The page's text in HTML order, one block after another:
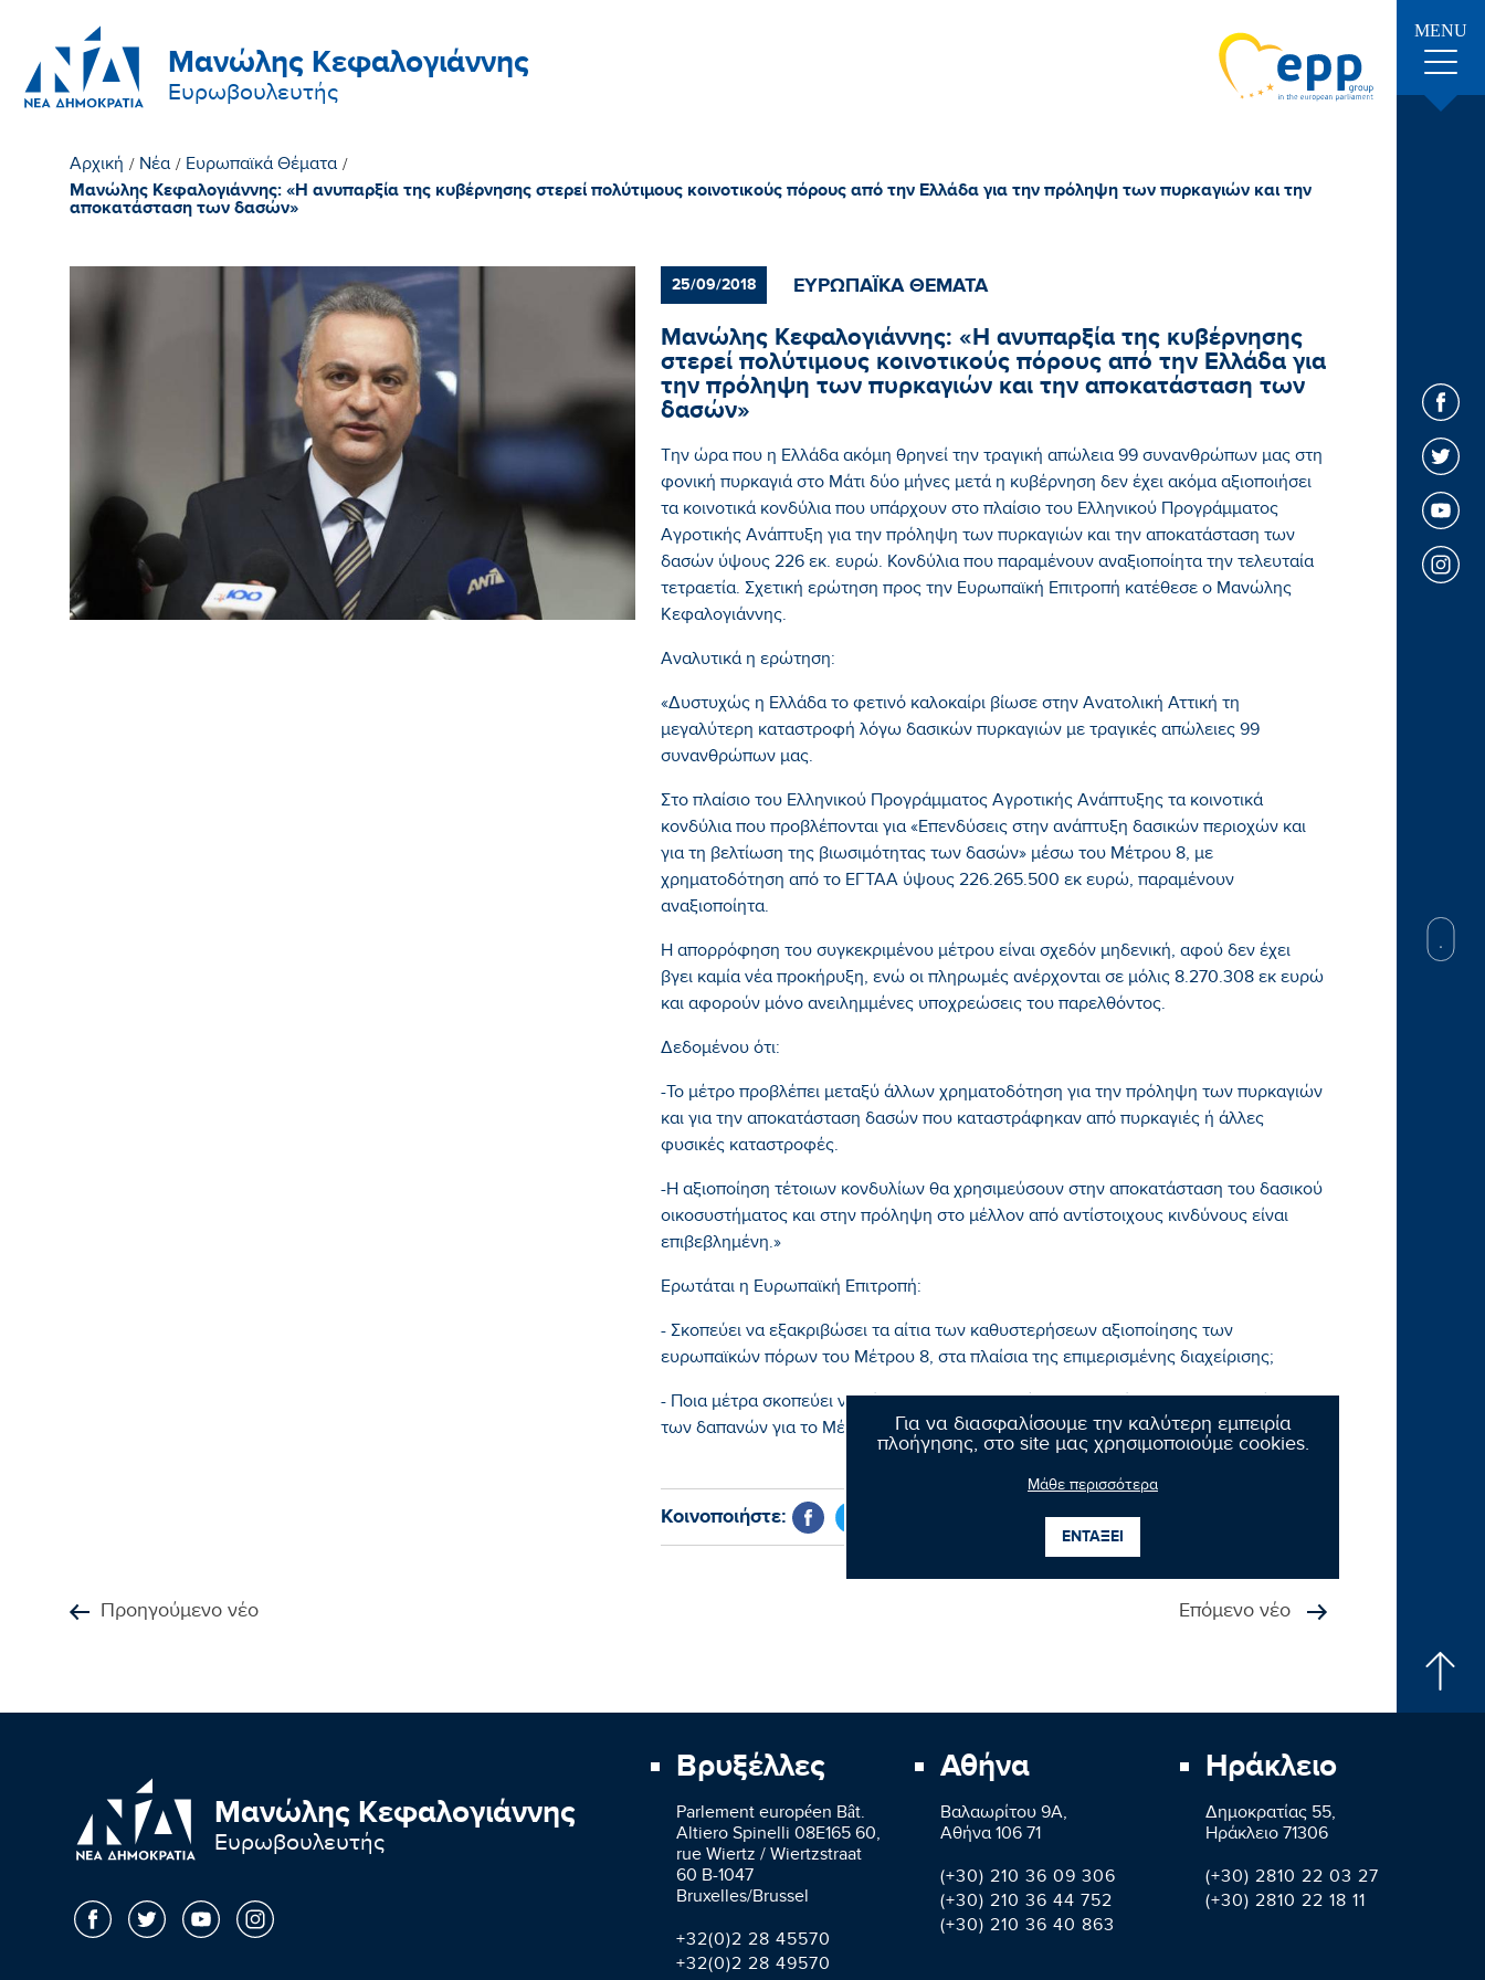
Μανώλης Κεφαλογιάννης
Ευρωβουλευτής
MENU
Για να διασφαλίσουμε την καλύτερη εμπειρία
πλοήγησης, στο site μας χρησιμοποιούμε cookies.
Μάθε περισσότερα
ΕΝΤΑΞΕΙ
Αρχική / Νέα / Ευρωπαϊκά Θέματα /
Μανώλης Κεφαλογιάννης: «Η ανυπαρξία της κυβέρνησης στερεί πολύτιμους κοινοτικούς πόρους από την Ελλάδα για την πρόληψη των πυρκαγιών και την
αποκατάσταση των δασών»
25/09/2018 ΕΥΡΩΠΑΪΚΑ ΘΕΜΑΤΑ
Μανώλης Κεφαλογιάννης: «Η ανυπαρξία της κυβέρνησης
στερεί πολύτιμους κοινοτικούς πόρους από την Ελλάδα για
την πρόληψη των πυρκαγιών και την αποκατάσταση των
δασών»
Την ώρα που η Ελλάδα ακόμη θρηνεί την τραγική απώλεια 99 συνανθρώπων μας στη
φονική πυρκαγιά στο Μάτι δύο μήνες μετά η κυβέρνηση δεν έχει ακόμα αξιοποιήσει
τα κοινοτικά κονδύλια που υπάρχουν στο πλαίσιο του Ελληνικού Προγράμματος
Αγροτικής Ανάπτυξη για την πρόληψη των πυρκαγιών και την αποκατάσταση των
δασών ύψους 226 εκ. ευρώ. Κονδύλια που παραμένουν αναξιοποίητα την τελευταία
τετραετία. Σχετική ερώτηση προς την Ευρωπαϊκή Επιτροπή κατέθεσε ο Μανώλης
Κεφαλογιάννης.
Αναλυτικά η ερώτηση:
«Δυστυχώς η Ελλάδα το φετινό καλοκαίρι βίωσε στην Ανατολική Αττική τη
μεγαλύτερη καταστροφή λόγω δασικών πυρκαγιών με τραγικές απώλειες 99
συνανθρώπων μας.
Στο πλαίσιο του Ελληνικού Προγράμματος Αγροτικής Ανάπτυξης τα κοινοτικά
κονδύλια που προβλέπονται για «Επενδύσεις στην ανάπτυξη δασικών περιοχών και
για τη βελτίωση της βιωσιμότητας των δασών» μέσω του Μέτρου 8, με
χρηματοδότηση από το ΕΓΤΑΑ ύψους 226.265.500 εκ ευρώ, παραμένουν
αναξιοποίητα.
Η απορρόφηση του συγκεκριμένου μέτρου είναι σχεδόν μηδενική, αφού δεν έχει
βγει καμία νέα προκήρυξη, ενώ οι πληρωμές ανέρχονται σε μόλις 8.270.308 εκ ευρώ
και αφορούν μόνο ανειλημμένες υποχρεώσεις του παρελθόντος.
Δεδομένου ότι:
-Το μέτρο προβλέπει μεταξύ άλλων χρηματοδότηση για την πρόληψη των πυρκαγιών
και για την αποκατάσταση δασών που καταστράφηκαν από πυρκαγιές ή άλλες
φυσικές καταστροφές.
-Η αξιοποίηση τέτοιων κονδυλίων θα χρησιμεύσουν στην αποκατάσταση του δασικού
οικοσυστήματος και στην πρόληψη στο μέλλον από αντίστοιχους κινδύνους είναι
επιβεβλημένη.»
Ερωτάται η Ευρωπαϊκή Επιτροπή:
- Σκοπεύει να εξακριβώσει τα αίτια των καθυστερήσεων αξιοποίησης των
ευρωπαϊκών πόρων του Μέτρου 8, στα πλαίσια της επιμερισμένης διαχείρισης;
- Ποια μέτρα σκοπεύει να λάβει για να εξασφαλίσει την επιτάχυνση της υλοποίησης
των δαπανών για το Μέτρο 8 του Ελληνικού ΠΑΑ;
Κοινοποιήστε:
Προηγούμενο νέο Επόμενο νέο
Μανώλης Κεφαλογιάννης
Ευρωβουλευτής
Βρυξέλλες
Parlement européen Bât.
Altiero Spinelli 08E165 60,
rue Wiertz / Wiertzstraat
60 B-1047
Bruxelles/Brussel
+32(0)2 28 45570
+32(0)2 28 49570
Αθήνα
Βαλαωρίτου 9A,
Aθήνα 106 71
(+30) 210 36 09 306
(+30) 210 36 44 752
(+30) 210 36 40 863
Ηράκλειο
Δημοκρατίας 55,
Ηράκλειο 71306
(+30) 2810 22 03 27
(+30) 2810 22 18 11